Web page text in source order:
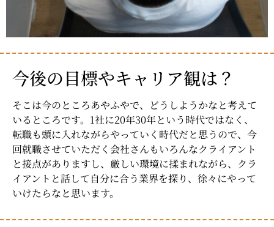
今後の目標やキャリア観は？
そこは今のところあやふやで、どうしようかなと考えて
いるところです。1社に20年30年という時代ではなく、
転職も頭に入れながらやっていく時代だと思うので、今
回就職させていただく会社さんもいろんなクライアント
と接点がありますし、厳しい環境に揉まれながら、クラ
イアントと話して自分に合う業界を探り、徐々にやって
いけたらなと思います。